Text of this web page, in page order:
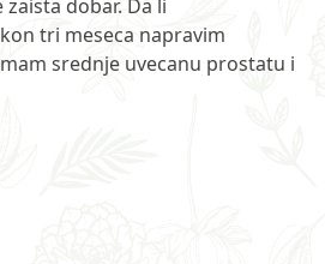
dobar. Da li
tri meseca napravim
srednje uvecanu prostatu i